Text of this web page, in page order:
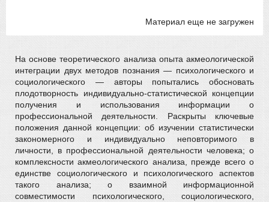
Материал еще не загружен
На основе теоретического анализа опыта акмеологической
интеграции двух методов познания — психологического и
социологического — авторы попытались обосновать
плодотворность индивидуально-статистической концепции
получения и использования информации о
профессиональной деятельности. Раскрыты ключевые
положения данной концепции: об изучении статистически
закономерного и индивидуально неповторимого в
личности, в профессиональной деятельности человека; о
комплексности акмеологического анализа, прежде всего о
единстве социологического и психологического аспектов
такого анализа; о взаимной информационной
совместимости психологического, социологического,